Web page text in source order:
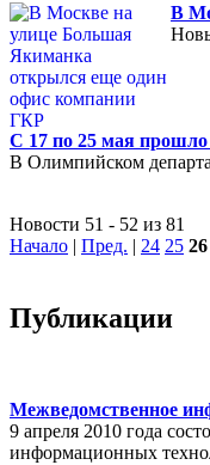
В
С 17 по 25 мая прошло
В Олимпийском
Новости 51 - 52 из 81
Начало | Пред. | 24 25 26
Публикации
Межведомственное
9 апреля 2010 года
информационных